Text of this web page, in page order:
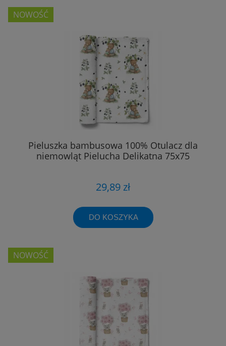
Pieluszka bambusowa 100% Otulacz dla
niemowląt Pielucha Delikatna 75x75
29,89 zł
DO KOSZYKA
NOWOŚĆ
NOWOŚĆ